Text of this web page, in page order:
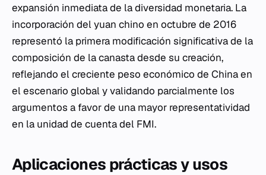
expansión inmediata de la diversidad monetaria. La
incorporación del yuan chino en octubre de 2016
representó la primera modificación significativa de la
composición de la canasta desde su creación,
reflejando el creciente peso económico de China en
el escenario global y validando parcialmente los
argumentos a favor de una mayor representatividad
en la unidad de cuenta del FMI.
Aplicaciones prácticas y usos